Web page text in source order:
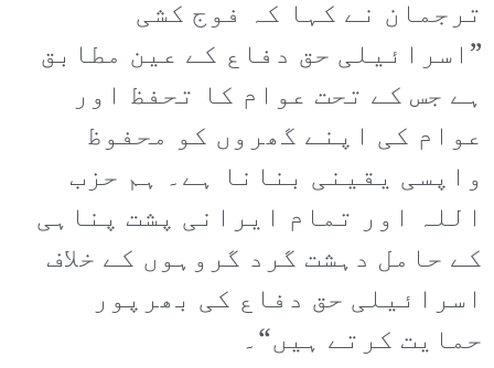
ترجمان نے کہا کہ فوج کشی
”اسرائیلی حق دفاع کے عین مطابق
ہے جس کے تحت عوام کا تحفظ اور
عوام کی اپنے گھروں کو محفوظ
واپسی یقینی بنانا ہے۔ ہم حزب
اللہ اور تمام ایرانی پشت پناہی
کے حامل دہشت گرد گروہوں کے خلاف
اسرائیلی حق دفاع کی بھرپور
حمایت کرتے ہیں“۔